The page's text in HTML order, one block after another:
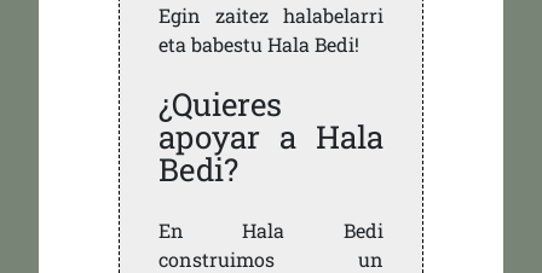
Egin zaitez halabelarri
eta babestu Hala Bedi!
¿Quieres
apoyar a Hala
Bedi?
En Hala Bedi
construimos un